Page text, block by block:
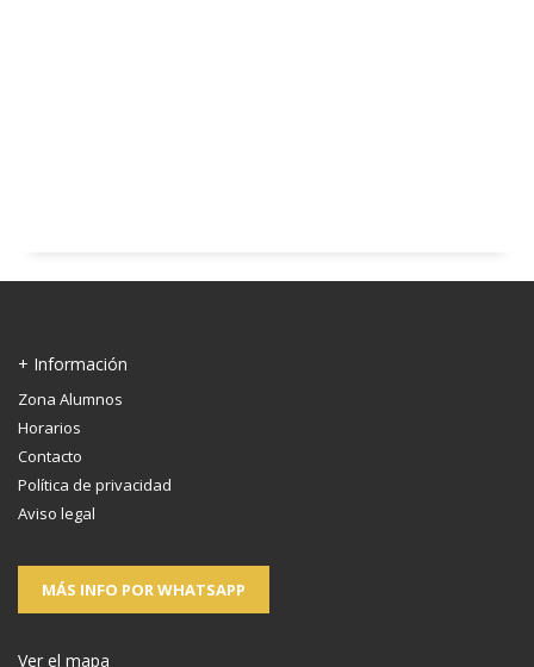
+ Información
Zona Alumnos
Horarios
Contacto
Política de privacidad
Aviso legal
MÁS INFO POR WHATSAPP
Ver el mapa